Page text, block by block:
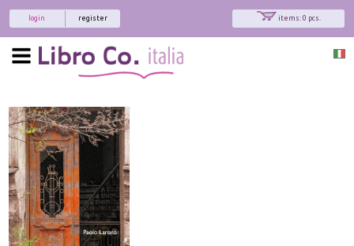
items: 0 pcs.
register
login